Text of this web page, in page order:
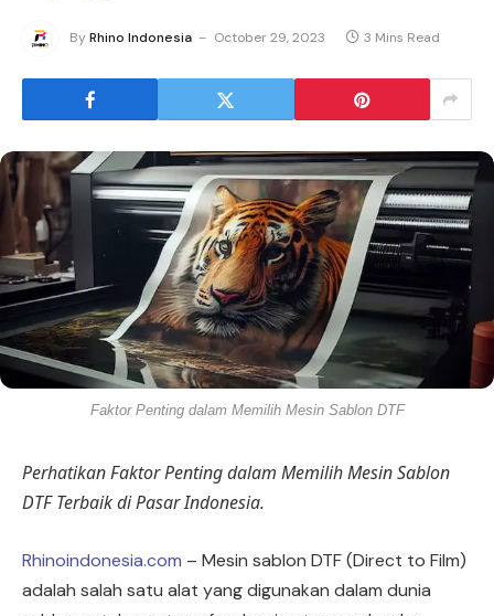
ByRhino Indonesia October 29, 2023 3 Mins Read
Faktor Penting dalam Memilih Mesin Sablon DTF
Perhatikan Faktor Penting dalam Memilih Mesin Sablon
DTF Terbaik di Pasar Indonesia.
Rhinoindonesia.com – Mesin sablon DTF (Direct to Film)
adalah salah satu alat yang digunakan dalam dunia